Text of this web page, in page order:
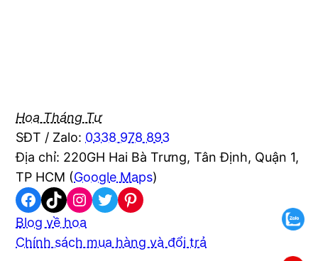
Hoa Tháng Tư
SĐT / Zalo: 0338 978 893
Địa chỉ: 220GH Hai Bà Trưng, Tân Định, Quận 1,
TP HCM (Google Maps)
Facebook
TikTokInstagram
TwitterPinterest
Blog về hoa
Chính sách mua hàng và đổi trả